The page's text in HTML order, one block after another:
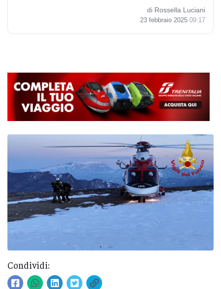
di Rossella Luciani
23 febbraio 2025 09:17
Condividi: